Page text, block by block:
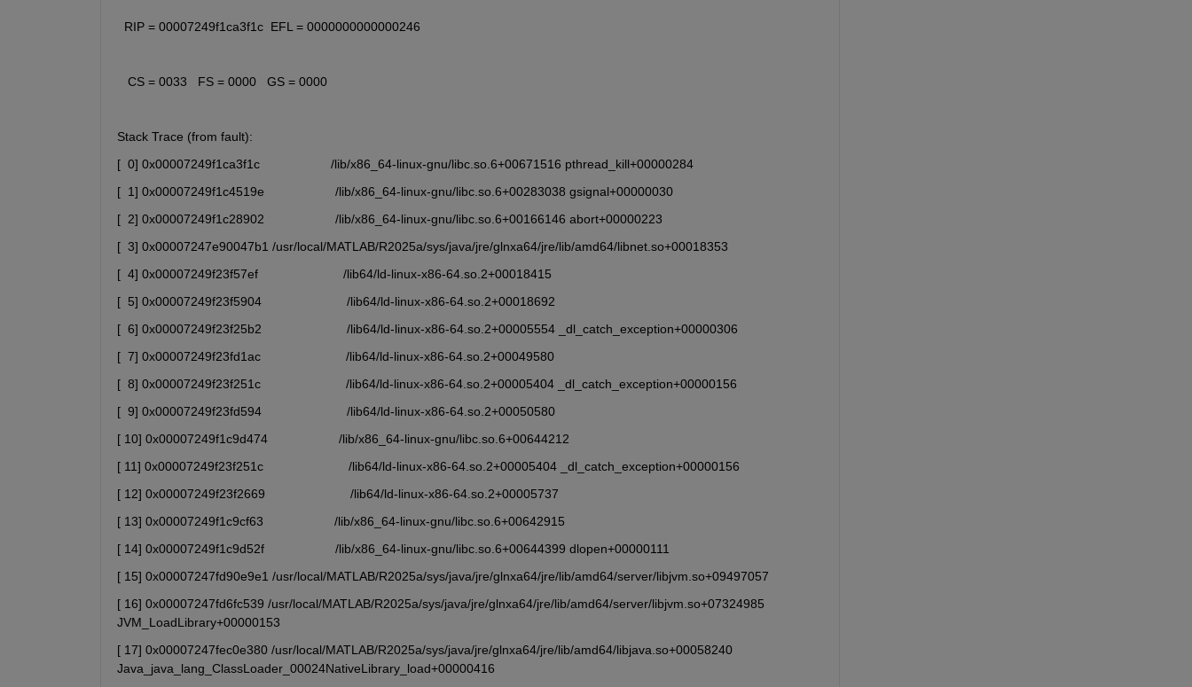
  RIP = 00007249f1ca3f1c  EFL = 0000000000000246
   CS = 0033   FS = 0000   GS = 0000
Stack Trace (from fault):
[  0] 0x00007249f1ca3f1c                    /lib/x86_64-linux-gnu/libc.so.6+00671516 pthread_kill+00000284
[  1] 0x00007249f1c4519e                    /lib/x86_64-linux-gnu/libc.so.6+00283038 gsignal+00000030
[  2] 0x00007249f1c28902                    /lib/x86_64-linux-gnu/libc.so.6+00166146 abort+00000223
[  3] 0x00007247e90047b1 /usr/local/MATLAB/R2025a/sys/java/jre/glnxa64/jre/lib/amd64/libnet.so+00018353
[  4] 0x00007249f23f57ef                        /lib64/ld-linux-x86-64.so.2+00018415
[  5] 0x00007249f23f5904                        /lib64/ld-linux-x86-64.so.2+00018692
[  6] 0x00007249f23f25b2                        /lib64/ld-linux-x86-64.so.2+00005554 _dl_catch_exception+00000306
[  7] 0x00007249f23fd1ac                        /lib64/ld-linux-x86-64.so.2+00049580
[  8] 0x00007249f23f251c                        /lib64/ld-linux-x86-64.so.2+00005404 _dl_catch_exception+00000156
[  9] 0x00007249f23fd594                        /lib64/ld-linux-x86-64.so.2+00050580
[ 10] 0x00007249f1c9d474                    /lib/x86_64-linux-gnu/libc.so.6+00644212
[ 11] 0x00007249f23f251c                        /lib64/ld-linux-x86-64.so.2+00005404 _dl_catch_exception+00000156
[ 12] 0x00007249f23f2669                        /lib64/ld-linux-x86-64.so.2+00005737
[ 13] 0x00007249f1c9cf63                    /lib/x86_64-linux-gnu/libc.so.6+00642915
[ 14] 0x00007249f1c9d52f                    /lib/x86_64-linux-gnu/libc.so.6+00644399 dlopen+00000111
[ 15] 0x00007247fd90e9e1 /usr/local/MATLAB/R2025a/sys/java/jre/glnxa64/jre/lib/amd64/server/libjvm.so+09497057
[ 16] 0x00007247fd6fc539 /usr/local/MATLAB/R2025a/sys/java/jre/glnxa64/jre/lib/amd64/server/libjvm.so+07324985
JVM_LoadLibrary+00000153
[ 17] 0x00007247fec0e380 /usr/local/MATLAB/R2025a/sys/java/jre/glnxa64/jre/lib/amd64/libjava.so+00058240
Java_java_lang_ClassLoader_00024NativeLibrary_load+00000416